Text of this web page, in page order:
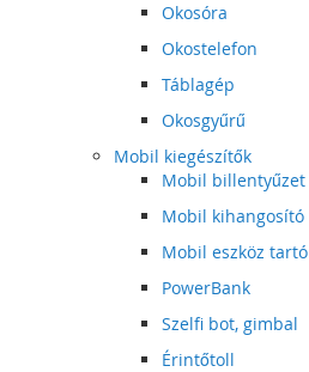
Okosóra
Okostelefon
Táblagép
Okosgyűrű
Mobil kiegészítők
Mobil billentyűzet
Mobil kihangosító
Mobil eszköz tartó
PowerBank
Szelfi bot, gimbal
Érintőtoll